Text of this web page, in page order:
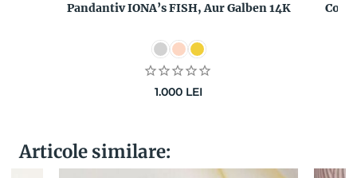
Pandantiv IONA’s FISH, Aur Galben 14K
1.000 LEI
Articole similare: